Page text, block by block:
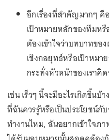
อีกเรื่องที่สำคัญมากๆ คื
เป้าหมายหลักของทีมหรื
ต้องเข้าใจว่าบทบาทขอ
เชิงกลยุทธ์หรือเป้าหมา
กระทั่งหัวหน้าของเราคิ
เช่น เร็วๆ นี้จะมีอะไรเกิดขึ้นบ้
ที่ฉันควรรู้หรือเป็นประโยชน์กั
ทำงานไหม, ฉันอยากเข้าใจภ